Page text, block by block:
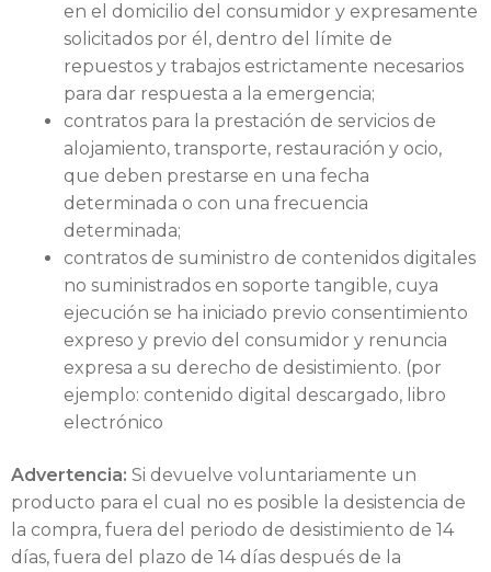
en el domicilio del consumidor y expresamente
solicitados por él, dentro del límite de
repuestos y trabajos estrictamente necesarios
para dar respuesta a la emergencia;
contratos para la prestación de servicios de
alojamiento, transporte, restauración y ocio,
que deben prestarse en una fecha
determinada o con una frecuencia
determinada;
contratos de suministro de contenidos digitales
no suministrados en soporte tangible, cuya
ejecución se ha iniciado previo consentimiento
expreso y previo del consumidor y renuncia
expresa a su derecho de desistimiento. (por
ejemplo: contenido digital descargado, libro
electrónico
Advertencia: Si devuelve voluntariamente un
producto para el cual no es posible la desistencia de
la compra, fuera del periodo de desistimiento de 14
días, fuera del plazo de 14 días después de la